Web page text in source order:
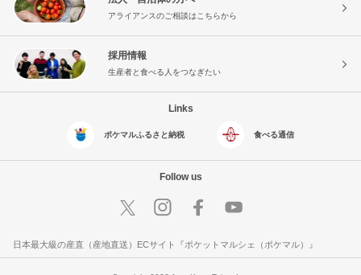
アライアンスのご相談はこちらから
採用情報
生産者と食べる人をつなぎたい
Links
ポケマルふるさと納税 食べる通信
Follow us
日本最大級の産直（産地直送）ECサイト『ポケットマルシェ（ポケマル）』